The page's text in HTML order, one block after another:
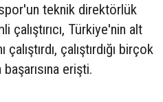
teknik direktörlük
Türkiye'nin alt
çalıştırdığı birçok
erişti.